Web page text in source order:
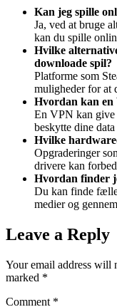
Kan jeg spille
Ja, ved at bruge
kan du spille
Hvilke
downloade spil?
Platforme som
muligheder for at
Hvordan kan en
En VPN kan give
beskytte dine
Hvilke
Opgraderinger
drivere kan
Hvordan finder
Du kan finde
medier og
Leave a Reply
Your email address will
marked *
Comment *